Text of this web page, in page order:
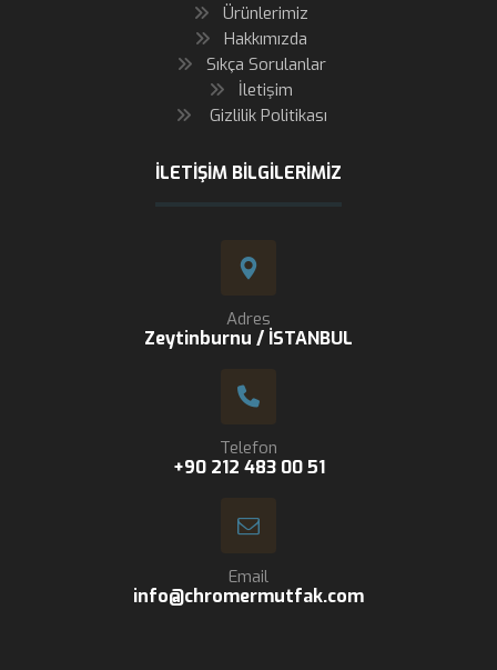
Ürünlerimiz
Hakkımızda
Sıkça Sorulanlar
İletişim
Gizlilik Politikası
İLETIŞIM BILGILERIMIZ
Adres
Zeytinburnu / İSTANBUL
Telefon
+90 212 483 00 51
Email
info@chromermutfak.com